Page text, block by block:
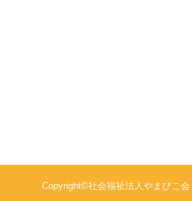
Copyright©社会福祉法人やまびこ